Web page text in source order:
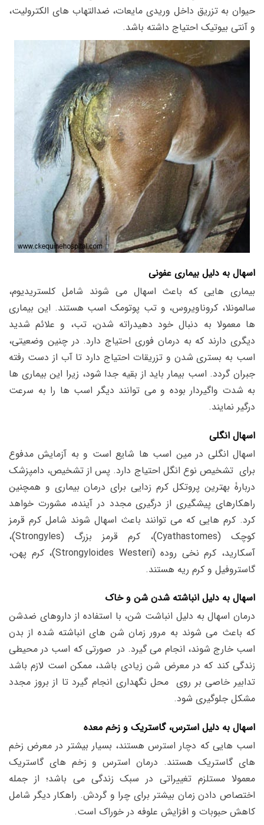
حیوان به تزریق داخل وریدی مایعات، ضدالتهاب های الکترولیت،
و آنتی بیوتیک احتیاج داشته باشد.
اسهال به دلیل بیماری عفونی
بیماری هایی که باعث اسهال می شوند شامل کلستریدیوم،
سالمونلا، کروناویروس، و تب پوتومک اسب هستند. این بیماری
ها معمولا به دنبال خود دهیدراته شدن، تب، و علائم شدید
دیگری دارند که به درمان فوری احتیاج دارد. در چنین وضعیتی،
اسب به بستری شدن و تزریقات احتیاج دارد تا آب از دست رفته
جبران گردد. اسب بیمار باید از بقیه جدا شود، زیرا این بیماری ها
به شدت واگیردار بوده و می توانند دیگر اسب ها را به سرعت
درگیر نمایند.
اسهال انگلی
اسهال انگلی در مین اسب ها شایع است و به آزمایش مدفوع
برای تشخیص نوع انگل احتیاج دارد. پس از تشخیص، دامپزشک
دربارۀ بهترین پروتکل کرم زدایی برای درمان بیماری و همچنین
راهکارهای پیشگیری از درگیری مجدد در آینده، مشورت خواهد
کرد. کرم هایی که می توانند باعث اسهال شوند شامل کرم قرمز
کوچک (Cyathastomes)، کرم قرمز بزرگ (Strongyles)،
آسکارید، کرم نخی روده (Strongyloides Westeri)، کرم پهن،
گاستروفیل و کرم ریه هستند.
اسهال به دلیل انباشته شدن شن و خاک
درمان اسهال به دلیل انباشت شن، با استفاده از داروهای ضدشن
که باعث می شوند به مرور زمان شن های انباشته شده از بدن
اسب خارج شوند، انجام می گیرد. در صورتی که اسب در محیطی
زندگی کند که در معرض شن زیادی باشد، ممکن است لازم باشد
تدابیر خاصی بر روی محل نگهداری انجام گیرد تا از بروز مجدد
مشکل جلوگیری شود.
اسهال به دلیل استرس، گاستریک و زخم معده
اسب هایی که دچار استرس هستند، بسیار بیشتر در معرض زخم
های گاستریک هستند. درمان استرس و زخم های گاستریک
معمولا مستلزم تغییراتی در سبک زندگی می باشد؛ از جمله
اختصاص دادن زمان بیشتر برای چرا و گردش. راهکار دیگر شامل
کاهش حبوبات و افزایش علوفه در خوراک است.